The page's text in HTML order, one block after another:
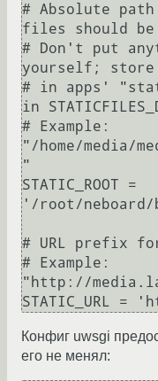
# Absolute
files should
# Don't put
yourself;
# in apps'
in
# Example:
"/home/media/
"
STATIC_ROOT =
'/root/
# URL prefix
# Example:
"http://
Конфиг uwsgi
его не менял: